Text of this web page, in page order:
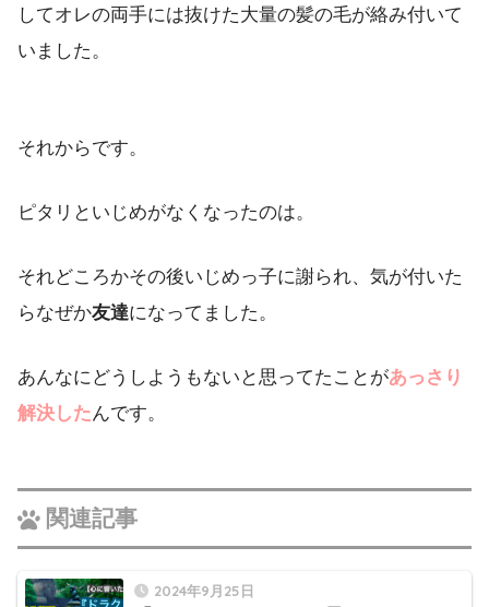
してオレの両手には抜けた大量の髪の毛が絡み付いて
いました。
それからです。
ピタリといじめがなくなったのは。
それどころかその後いじめっ子に謝られ、気が付いた
らなぜか友達になってました。
あんなにどうしようもないと思ってたことがあっさり
解決したんです。
関連記事
2024年9月25日